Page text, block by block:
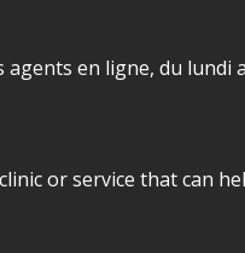
agents en ligne, du lundi
or service that can